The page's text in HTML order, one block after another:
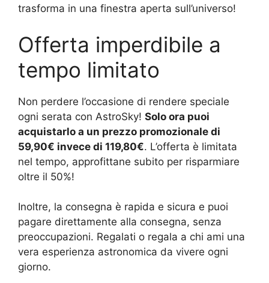
trasforma in una finestra aperta sull’universo!
Offerta imperdibile a
tempo limitato
Non perdere l’occasione di rendere speciale
ogni serata con AstroSky! Solo ora puoi
acquistarlo a un prezzo promozionale di
59,90€ invece di 119,80€. L’offerta è limitata
nel tempo, approfittane subito per risparmiare
oltre il 50%!
Inoltre, la consegna è rapida e sicura e puoi
pagare direttamente alla consegna, senza
preoccupazioni. Regalati o regala a chi ami una
vera esperienza astronomica da vivere ogni
giorno.